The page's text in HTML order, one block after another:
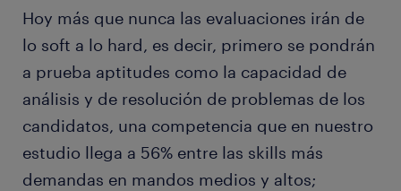
Hoy más que nunca las evaluaciones irán de
lo soft a lo hard, es decir, primero se pondrán
a prueba aptitudes como la capacidad de
análisis y de resolución de problemas de los
candidatos, una competencia que en nuestro
estudio llega a 56% entre las skills más
demandas en mandos medios y altos;